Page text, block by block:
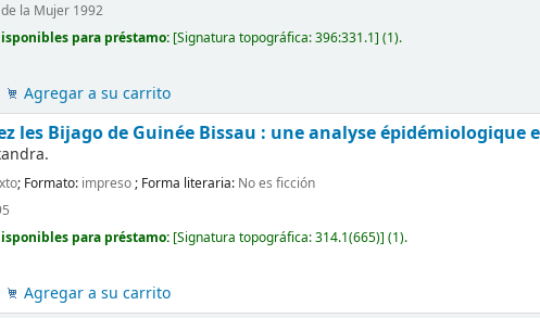
la Mujer 1992
para préstamo: [Signatura topográfica:396:331.1](1).
Agregar a su carrito
les Bijago de Guinée Bissau : une analyse
; Formato: impreso; Forma literaria: No es ficción
para préstamo: [Signatura topográfica:314.1(665)](1).
Agregar a su carrito